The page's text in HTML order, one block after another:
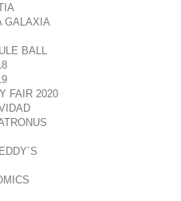
GALAXIA
BALL
FAIR 2020